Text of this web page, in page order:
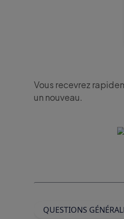
Vous recevrez
un nouveau.
QUESTIONS